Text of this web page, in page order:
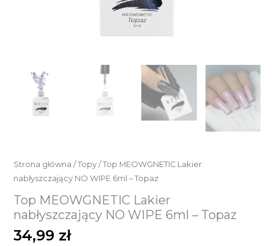
Strona główna /Topy/ Top MEOWGNETIC Lakier
nabłyszczający NO WIPE 6ml – Topaz
Top MEOWGNETIC Lakier
nabłyszczający NO WIPE 6ml – Topaz
34,99 zł